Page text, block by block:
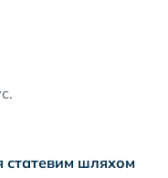
статевим шляхом